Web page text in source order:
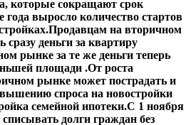
которые сокращают срок
года выросло количество стартов
Продавцам на вторичном
сразу деньги за квартиру
рынке за те же деньги теперь
площади .От роста
рынке может пострадать и
спроса на новостройки
семейной ипотеки.С 1 ноября
долги граждан без